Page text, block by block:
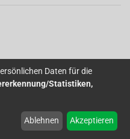
Daten für die
Statistiken,
Ablehnen Akzeptieren